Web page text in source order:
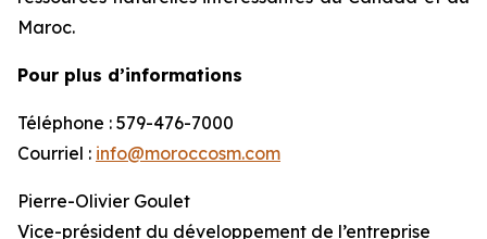
Maroc.
Pour plus d’informations
Téléphone : 579-476-7000
Courriel : info@moroccosm.com
Pierre-Olivier Goulet
Vice-président du développement de l’entreprise